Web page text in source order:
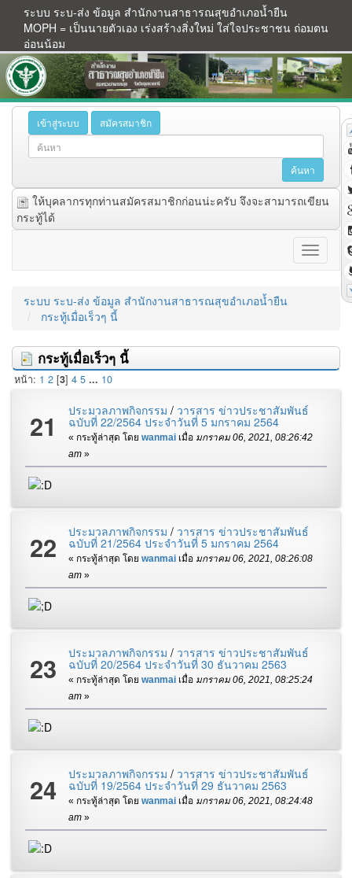
ระบบ ระบ-ส่ง ข้อมูล สำนักงานสาธารณสุขอำเภอน้ำยืน
MOPH = เป็นนายตัวเอง เร่งสร้างสิ่งใหม่ ใส่ใจประชาชน ถ่อมตน
อ่อนน้อม
เข้าสู่ระบบ สมัครสมาชิก
ให้บุคลากรทุกท่านสมัครสมาชิกก่อนน่ะครับ จึงจะสามารถเขียน
กระทู้ได้
ระบบ ระบ-ส่ง ข้อมูล สำนักงานสาธารณสุขอำเภอน้ำยืน
กระทู้เมื่อเร็วๆ นี้
กระทู้เมื่อเร็วๆ นี้
หน้า: 1 2[3] 4 5 ... 10
21 ประมวลภาพกิจกรรม / วารสาร ข่าวประชาสัมพันธ์
ฉบับที่ 22/2564 ประจำวันที่ 5 มกราคม 2564
« กระทู้ล่าสุด โดยwanmai เมื่อ มกราคม 06, 2021, 08:26:42
am »
22 ประมวลภาพกิจกรรม / วารสาร ข่าวประชาสัมพันธ์
ฉบับที่ 21/2564 ประจำวันที่ 5 มกราคม 2564
« กระทู้ล่าสุด โดยwanmai เมื่อ มกราคม 06, 2021, 08:26:08
am »
23 ประมวลภาพกิจกรรม / วารสาร ข่าวประชาสัมพันธ์
ฉบับที่ 20/2564 ประจำวันที่ 30 ธันวาคม 2563
« กระทู้ล่าสุด โดยwanmai เมื่อ มกราคม 06, 2021, 08:25:24
am »
24 ประมวลภาพกิจกรรม / วารสาร ข่าวประชาสัมพันธ์
ฉบับที่ 19/2564 ประจำวันที่ 29 ธันวาคม 2563
« กระทู้ล่าสุด โดยwanmai เมื่อ มกราคม 06, 2021, 08:24:48
am »